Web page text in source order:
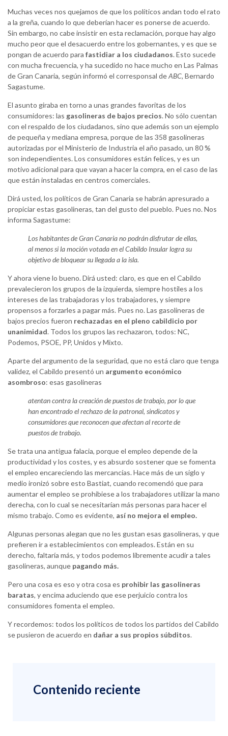
Muchas veces nos quejamos de que los políticos andan todo el rato
a la greña, cuando lo que deberían hacer es ponerse de acuerdo.
Sin embargo, no cabe insistir en esta reclamación, porque hay algo
mucho peor que el desacuerdo entre los gobernantes, y es que se
pongan de acuerdo para fastidiar a los ciudadanos. Esto sucede
con mucha frecuencia, y ha sucedido no hace mucho en Las Palmas
de Gran Canaria, según informó el corresponsal deABC, Bernardo
Sagastume.
El asunto giraba en torno a unas grandes favoritas de los
consumidores: las gasolineras de bajos precios. No sólo cuentan
con el respaldo de los ciudadanos, sino que además son un ejemplo
de pequeña y mediana empresa, porque de las 358 gasolineras
autorizadas por el Ministerio de Industria el año pasado, un 80 %
son independientes. Los consumidores están felices, y es un
motivo adicional para que vayan a hacer la compra, en el caso de las
que están instaladas en centros comerciales.
Dirá usted, los políticos de Gran Canaria se habrán apresurado a
propiciar estas gasolineras, tan del gusto del pueblo. Pues no. Nos
informa Sagastume:
Los habitantes de Gran Canaria no podrán disfrutar de ellas,
al menos si la moción votada en el Cabildo Insular logra su
objetivo de bloquear su llegada a la isla.
Y ahora viene lo bueno. Dirá usted: claro, es que en el Cabildo
prevalecieron los grupos de la izquierda, siempre hostiles a los
intereses de las trabajadoras y los trabajadores, y siempre
propensos a forzarles a pagar más. Pues no. Las gasolineras de
bajos precios fueron rechazadas en el pleno cabildicio por
unanimidad. Todos los grupos las rechazaron, todos: NC,
Podemos, PSOE, PP, Unidos y Mixto.
Aparte del argumento de la seguridad, que no está claro que tenga
validez, el Cabildo presentó un argumento económico
asombroso: esas gasolineras
atentan contra la creación de puestos de trabajo, por lo que
han encontrado el rechazo de la patronal, sindicatos y
consumidores que reconocen que afectan al recorte de
puestos de trabajo.
Se trata una antigua falacia, porque el empleo depende de la
productividad y los costes, y es absurdo sostener que se fomenta
el empleo encareciendo las mercancías. Hace más de un siglo y
medio ironizó sobre esto Bastiat, cuando recomendó que para
aumentar el empleo se prohibiese a los trabajadores utilizar la mano
derecha, con lo cual se necesitarían más personas para hacer el
mismo trabajo. Como es evidente, así no mejora el empleo.
Algunas personas alegan que no les gustan esas gasolineras, y que
prefieren ir a establecimientos con empleados. Están en su
derecho, faltaría más, y todos podemos libremente acudir a tales
gasolineras, aunque pagando más.
Pero una cosa es eso y otra cosa es prohibir las gasolineras
baratas, y encima aduciendo que ese perjuicio contra los
consumidores fomenta el empleo.
Y recordemos: todos los políticos de todos los partidos del Cabildo
se pusieron de acuerdo en dañar a sus propios súbditos.
Contenido reciente